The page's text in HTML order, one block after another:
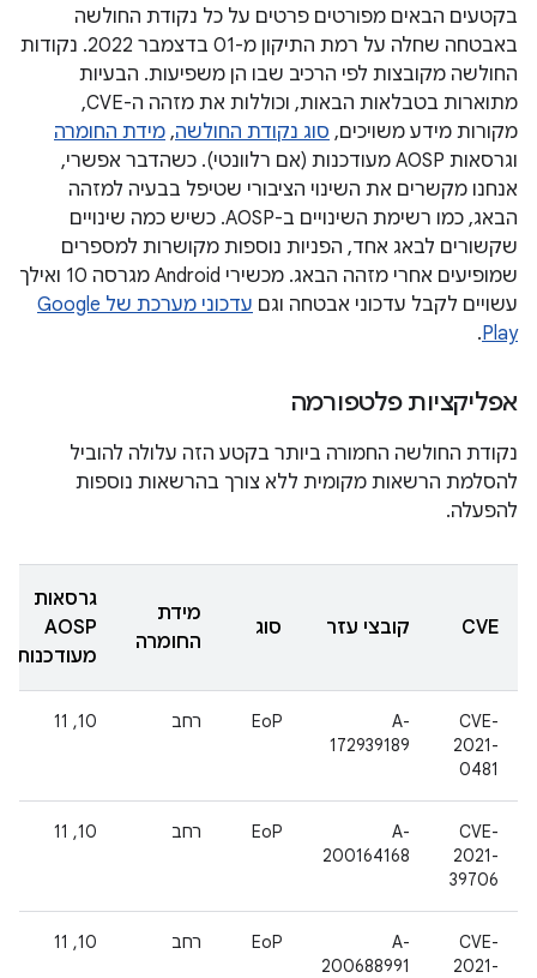
בקטעים הבאים מפורטים פרטים על כל נקודת החולשה
באבטחה שחלה על רמת התיקון מ-01 בדצמבר 2022. נקודות
החולשה מקובצות לפי הרכיב שבו הן משפיעות. הבעיות
מתוארות בטבלאות הבאות, וכוללות את מזהה ה-CVE,
מקורות מידע משויכים, סוג נקודת החולשה, מידת החומרה
וגרסאות AOSP מעודכנות (אם רלוונטי). כשהדבר אפשרי,
אנחנו מקשרים את השינוי הציבורי שטיפל בבעיה למזהה
הבאג, כמו רשימת השינויים ב-AOSP. כשיש כמה שינויים
שקשורים לבאג אחד, הפניות נוספות מקושרות למספרים
שמופיעים אחרי מזהה הבאג. מכשירי Android מגרסה 10 ואילך
עשויים לקבל עדכוני אבטחה וגם
עדכוני מערכת של Google
Play
.
אפליקציות פלטפורמה
נקודת החולשה החמורה ביותר בקטע הזה עלולה להוביל
להסלמת הרשאות מקומית ללא צורך בהרשאות נוספות
להפעלה.
CVE קובצי עזר סוג
מידת
החומרה
גרסאות
AOSP
מעודכנות
CVE-
2021-
0481
A-
172939189
EoP רחב 10, 11
CVE-
2021-
39706
A-
200164168
EoP רחב 10, 11
CVE-
2021-
A-
200688991
EoP רחב 10, 11